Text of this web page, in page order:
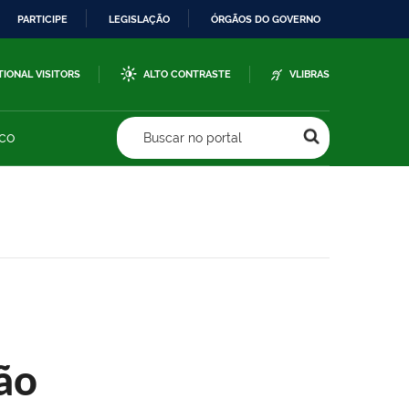
PARTICIPE LEGISLAÇÃO ÓRGÃOS DO GOVERNO
VISITORS ALTO CONTRASTE VLIBRAS
Buscar no portal